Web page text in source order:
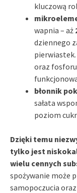
kluczową
wapnia – aż
dziennego
oraz
błonnik
sałata
poziom
Dzięki temu
tylko jest
wielu cennych
spożywanie może
samopoczucia